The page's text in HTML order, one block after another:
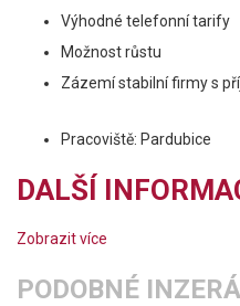
Výhodné telefonní tarify
Možnost růstu
Zázemí stabilní firmy s
Pracoviště: Pardubice
DALŠÍ
Zobrazit více
PODOBNÉ